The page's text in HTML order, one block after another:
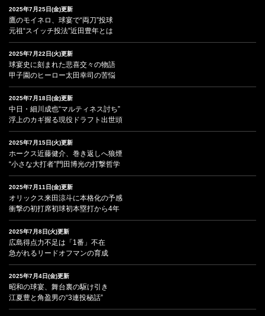
2025年7月25日(金)更新
鷹のモイネロ、球宴で“両刀”投球
元祖“スイッチ投法”近田豊年とは
2025年7月22日(火)更新
球宴史に刻まれた悲喜交々の物語
甲子園のヒーロー太田幸司の苦悩
2025年7月18日(金)更新
中日・細川成也“マルティネス討ち”
浮上のカギ握る現役ドラフト出世頭
2025年7月15日(火)更新
ホークス近藤健介、巻き返しへ狼煙
“小さな大打者”門田博光の打撃哲学
2025年7月11日(金)更新
オリックス来田涼斗に本格化の予感
衝撃の初打席初球初本塁打から4年
2025年7月8日(火)更新
広島得点力不足は「1番」不在
急がれるリードオフマンの育成
2025年7月4日(金)更新
昭和の球宴、舞台裏の駆け引き
江夏豊と角盈男の“3連投秘話”